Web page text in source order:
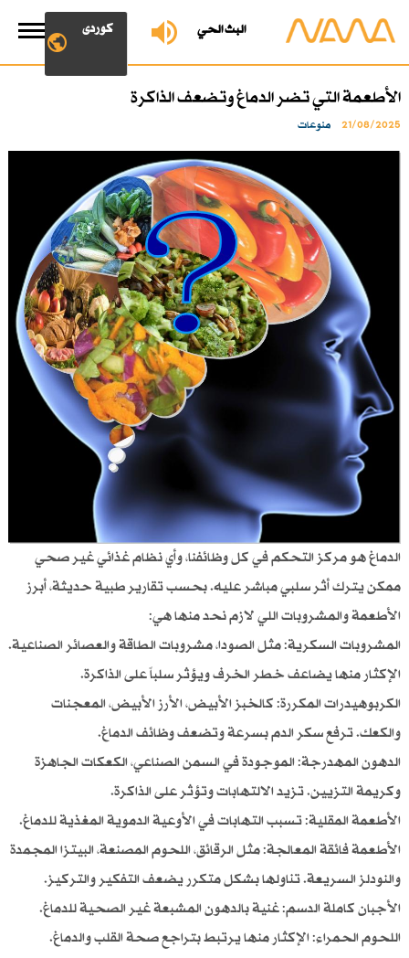
البث الحي کوردی
الأطعمة التي تضر الدماغ وتضعف الذاكرة
21/08/2025 منوعات
الدماغ هو مركز التحكم في كل وظائفنا، وأي نظام غذائي غير صحي
ممكن يترك أثر سلبي مباشر عليه. بحسب تقارير طبية حديثة، أبرز
الأطعمة والمشروبات اللي لازم نحد منها هي:
المشروبات السكرية: مثل الصودا، مشروبات الطاقة والعصائر الصناعية.
الإكثار منها يضاعف خطر الخرف ويؤثر سلباً على الذاكرة.
الكربوهيدرات المكررة: كالخبز الأبيض، الأرز الأبيض، المعجنات
والكعك. ترفع سكر الدم بسرعة وتضعف وظائف الدماغ.
الدهون المهدرجة: الموجودة في السمن الصناعي، الكعكات الجاهزة
وكريمة التزيين. تزيد الالتهابات وتؤثر على الذاكرة.
الأطعمة المقلية: تسبب التهابات في الأوعية الدموية المغذية للدماغ.
الأطعمة فائقة المعالجة: مثل الرقائق، اللحوم المصنعة، البيتزا المجمدة
والنودلز السريعة. تناولها بشكل متكرر يضعف التفكير والتركيز.
الأجبان كاملة الدسم: غنية بالدهون المشبعة غير الصحية للدماغ.
اللحوم الحمراء: الإكثار منها يرتبط بتراجع صحة القلب والدماغ.